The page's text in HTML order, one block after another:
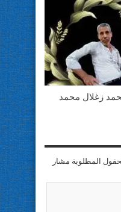
زغلال محمد
المطلوبة مشار